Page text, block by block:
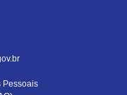
Pessoais